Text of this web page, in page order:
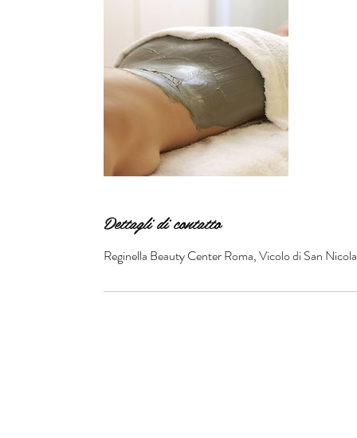
Dettagli di contatto
Reginella Beauty Center Roma, Vicolo di San